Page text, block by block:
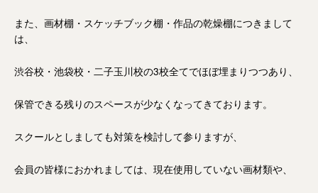
また、画材棚・スケッチブック棚・作品の乾燥棚につきまして
は、
渋谷校・池袋校・二子玉川校の3校全てでほぼ埋まりつつあり、
保管できる残りのスペースが少なくなってきております。
スクールとしましても対策を検討して参りますが、
会員の皆様におかれましては、現在使用していない画材類や、